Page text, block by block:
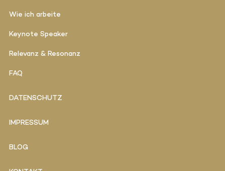
Wie ich arbeite
Keynote Speaker
Relevanz & Resonanz
FAQ
DATENSCHUTZ
IMPRESSUM
BLOG